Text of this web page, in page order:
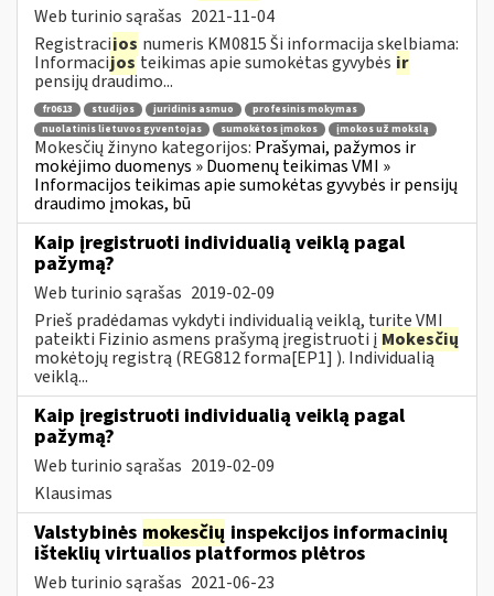
Web turinio sąrašas 2021-11-04
Registracijos numeris KM0815 Ši informacija skelbiama:
Informacijosteikimas apie sumokėtas gyvybės ir
pensijų draudimo...
fr0613 studijos juridinis asmuo
profesinis mokymas
nuolatinis lietuvos gyventojas
sumokėtos įmokos įmokos už mokslą
Mokesčių žinyno kategorijos: Prašymai, pažymos ir
mokėjimo duomenys » Duomenų teikimas VMI »
Informacijos teikimas apie sumokėtas gyvybės ir pensijų
draudimo įmokas, bū
Kaip įregistruoti individualią veiklą pagal
pažymą?
Web turinio sąrašas 2019-02-09
Prieš pradėdamas vykdyti individualią veiklą, turite VMI
pateikti Fizinio asmens prašymą įregistruoti į Mokesčių
mokėtojų registrą (REG812 forma[EP1] ). Individualią
veiklą...
Kaip įregistruoti individualią veiklą pagal
pažymą?
Web turinio sąrašas 2019-02-09
Klausimas
Valstybinės mokesčių inspekcijos informacinių
išteklių virtualios platformos plėtros
Web turinio sąrašas 2021-06-23